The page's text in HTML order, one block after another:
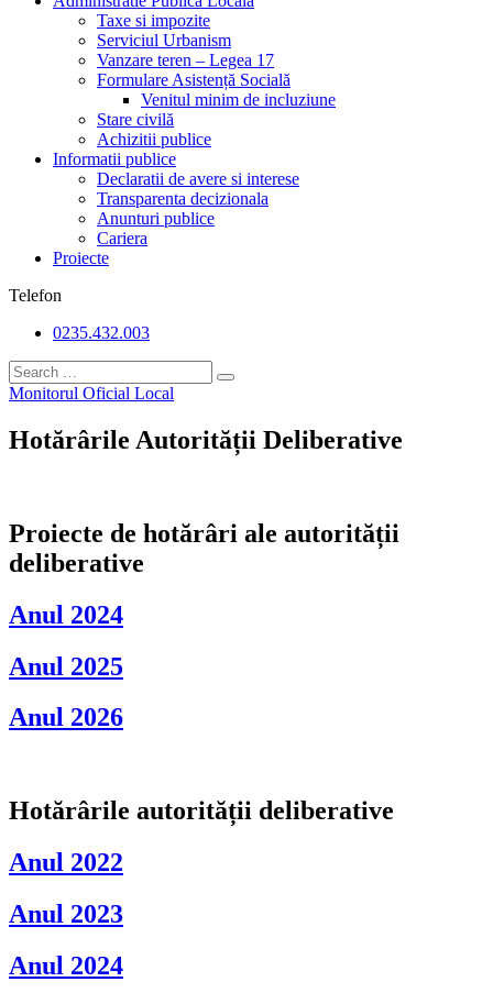
Taxe si impozite
Serviciul Urbanism
Vanzare teren – Legea 17
Formulare Asistență Socială
Venitul minim de incluziune
Stare civilă
Achizitii publice
Informatii publice
Declaratii de avere si interese
Transparenta decizionala
Anunturi publice
Cariera
Proiecte
Telefon
0235.432.003
Monitorul Oficial Local
Hotărârile Autorității Deliberative
Proiecte de hotărâri ale autorității
deliberative
Anul 2024
Anul 2025
Anul 2026
Hotărârile autorității deliberative
Anul 2022
Anul 2023
Anul 2024